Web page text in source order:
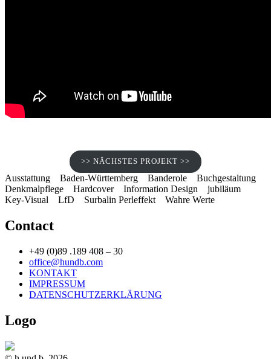
>> NÄCHSTES PROJEKT >>
Ausstattung Baden-Württemberg Banderole Buchgestaltung
Denkmalpflege Hardcover Information Design jubiläum
Key-Visual LfD Surbalin Perleffekt Wahre Werte
Contact
+49 (0)89 .189 408 – 30
office@hundb.com
KONTAKT
IMPRESSUM
DATENSCHUTZERKLÄRUNG
Logo